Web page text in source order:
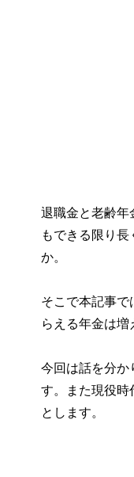
退職金と老齢年
もできる限り
か。
そこで本記事で
らえる年金は増
今回は話を分か
す。また現役時
とします。